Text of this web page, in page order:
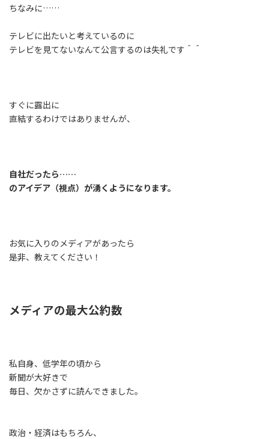
ちなみに……
テレビに出たいと考えているのに
テレビを見てないなんて公言するのは失礼です＾＾
すぐに露出に
直結するわけではありませんが、
自社だったら……
のアイデア（視点）が湧くようになります。
お気に入りのメディアがあったら
是非、教えてください！
メディアの最大公約数
私自身、低学年の頃から
新聞が大好きで
毎日、欠かさずに読んできました。
政治・経済はもちろん、